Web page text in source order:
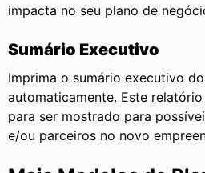
impacta no seu plano de
Sumário Executivo
Imprima o sumário executivo
automaticamente. Este
para ser mostrado para
e/ou parceiros no novo